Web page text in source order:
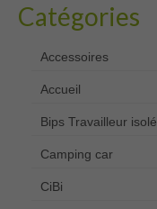
Catégories
Accessoires
Accueil
Bips Travailleur isolé
Camping car
CiBi